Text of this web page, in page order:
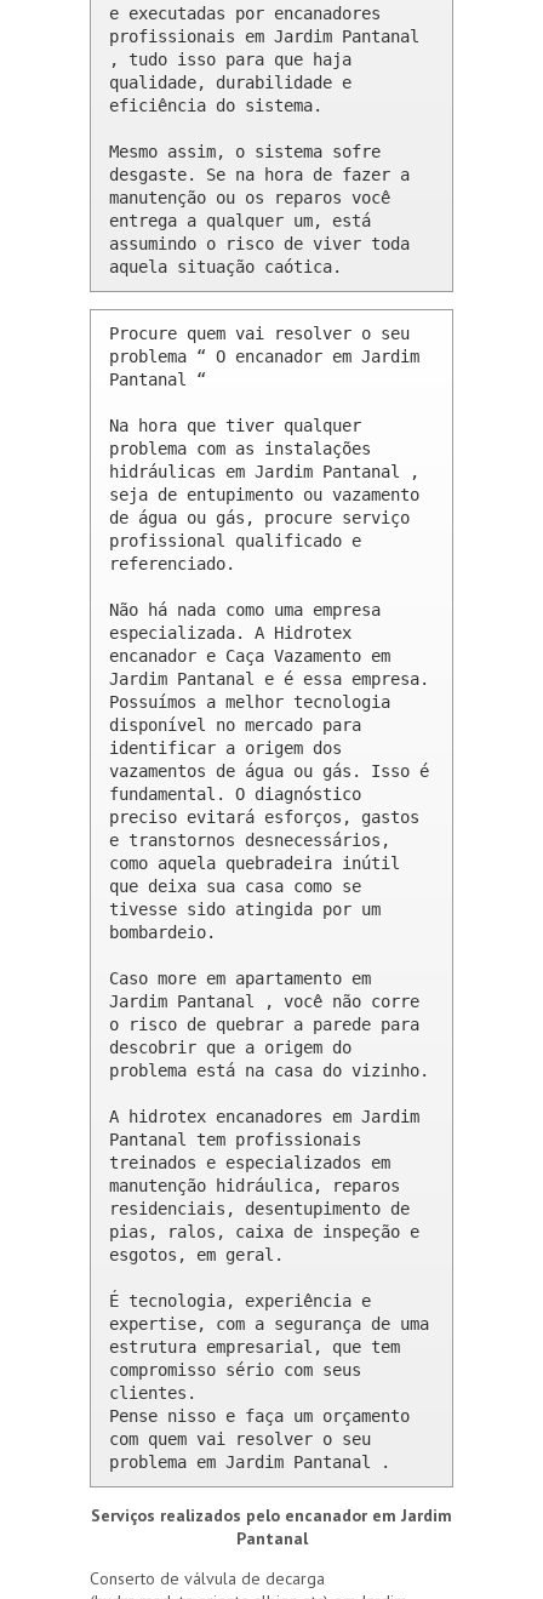
e executadas por encanadores
profissionais em Jardim Pantanal
, tudo isso para que haja
qualidade, durabilidade e
eficiência do sistema.
Mesmo assim, o sistema sofre
desgaste. Se na hora de fazer a
manutenção ou os reparos você
entrega a qualquer um, está
assumindo o risco de viver toda
aquela situação caótica.
Procure quem vai resolver o seu
problema “ O encanador em Jardim
Pantanal “
Na hora que tiver qualquer
problema com as instalações
hidráulicas em Jardim Pantanal ,
seja de entupimento ou vazamento
de água ou gás, procure serviço
profissional qualificado e
referenciado.
Não há nada como uma empresa
especializada. A Hidrotex
encanador e Caça Vazamento em
Jardim Pantanal e é essa empresa.
Possuímos a melhor tecnologia
disponível no mercado para
identificar a origem dos
vazamentos de água ou gás. Isso é
fundamental. O diagnóstico
preciso evitará esforços, gastos
e transtornos desnecessários,
como aquela quebradeira inútil
que deixa sua casa como se
tivesse sido atingida por um
bombardeio.
Caso more em apartamento em
Jardim Pantanal , você não corre
o risco de quebrar a parede para
descobrir que a origem do
problema está na casa do vizinho.
A hidrotex encanadores em Jardim
Pantanal tem profissionais
treinados e especializados em
manutenção hidráulica, reparos
residenciais, desentupimento de
pias, ralos, caixa de inspeção e
esgotos, em geral.
É tecnologia, experiência e
expertise, com a segurança de uma
estrutura empresarial, que tem
compromisso sério com seus
clientes.
Pense nisso e faça um orçamento
com quem vai resolver o seu
problema em Jardim Pantanal .
Serviços realizados pelo encanador em Jardim
Pantanal
Conserto de válvula de decarga